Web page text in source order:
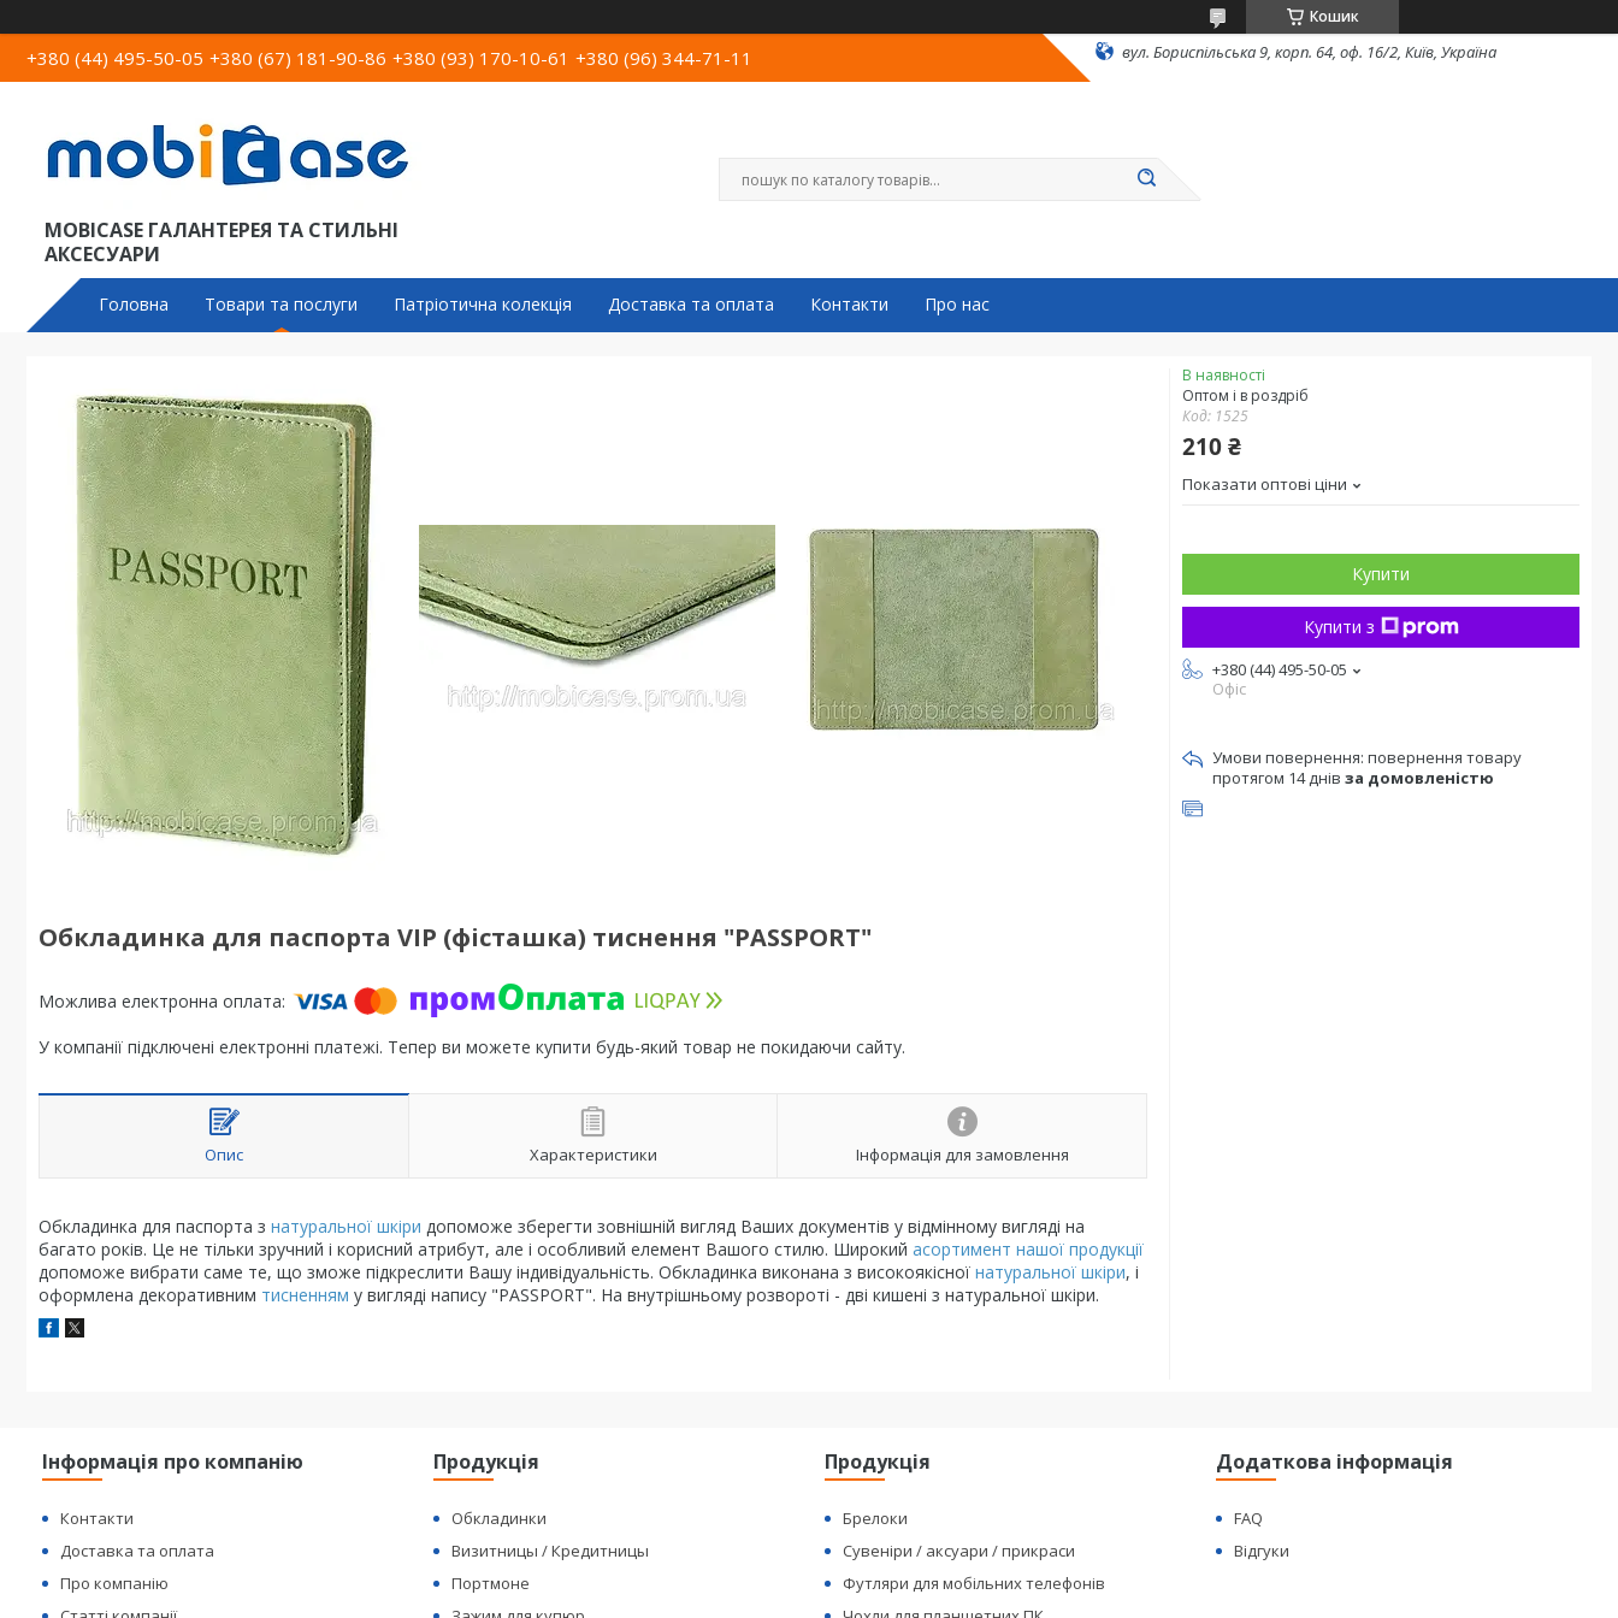
Кошик
+380 (44) 495-50-05 +380 (67) 181-90-86 +380 (93) 170-10-61 +380 (96) 344-71-11 вул. Бориспільська 9, корп. 64, оф. 16/2, Київ, Україна
MOBICASE ГАЛАНТЕРЕЯ ТА СТИЛЬНІ
АКСЕСУАРИ
Головна Товари та послуги Патріотична колекція Доставка та оплата Контакти Про нас
Обкладинка для паспорта VIP (фісташка) тиснення "PASSPORT"
У компанії підключені електронні платежі. Тепер ви можете купити будь-який товар не покидаючи сайту.
Опис Характеристики Інформація для замовлення
Обкладинка для паспорта з натуральної шкіри допоможе зберегти зовнішній вигляд Ваших документів у відмінному вигляді на
багато років. Це не тільки зручний і корисний атрибут, але і особливий елемент Вашого стилю. Широкий асортимент нашої продукції
допоможе вибрати саме те, що зможе підкреслити Вашу індивідуальність. Обкладинка виконана з високоякісної натуральної шкіри, і
оформлена декоративним тисненням у вигляді напису "PASSPORT". На внутрішньому розвороті - дві кишені з натуральної шкіри.
В наявності
Оптом і в роздріб
Код: 1525
210 ₴
Показати оптові ціни
Купити
Купити з
+380 (44) 495-50-05
Офіс
повернення товару
протягом 14 днів за домовленістю
Інформація про компанію
Контакти
Доставка та оплата
Про компанію
Продукція
Обкладинки
Визитницы / Кредитницы
Портмоне
Продукція
Брелоки
Сувеніри / аксуари / прикраси
Футляри для мобільних телефонів
Додаткова інформація
FAQ
Відгуки